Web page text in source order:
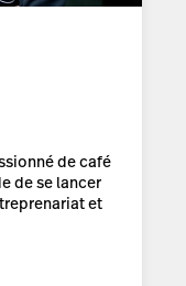
de café
de se lancer
et